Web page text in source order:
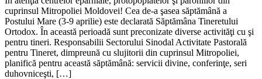
cuprinsul Mitropoliei Moldovei! Cea de-a şasea săptămână a
Postului Mare (3-9 aprilie) este declarată Săptămâna Tineretului
Ortodox. În această perioadă sunt preconizate diverse activităţi cu şi
pentru tineri. Responsabilii Sectorului Sinodal Activitate Pastorală
pentru Tineret, dimpreună cu slujitorii din cuprinsul Mitropoliei,
planifică pentru această săptămână: servicii divine, conferinţe, seri
duhovniceşti, […]